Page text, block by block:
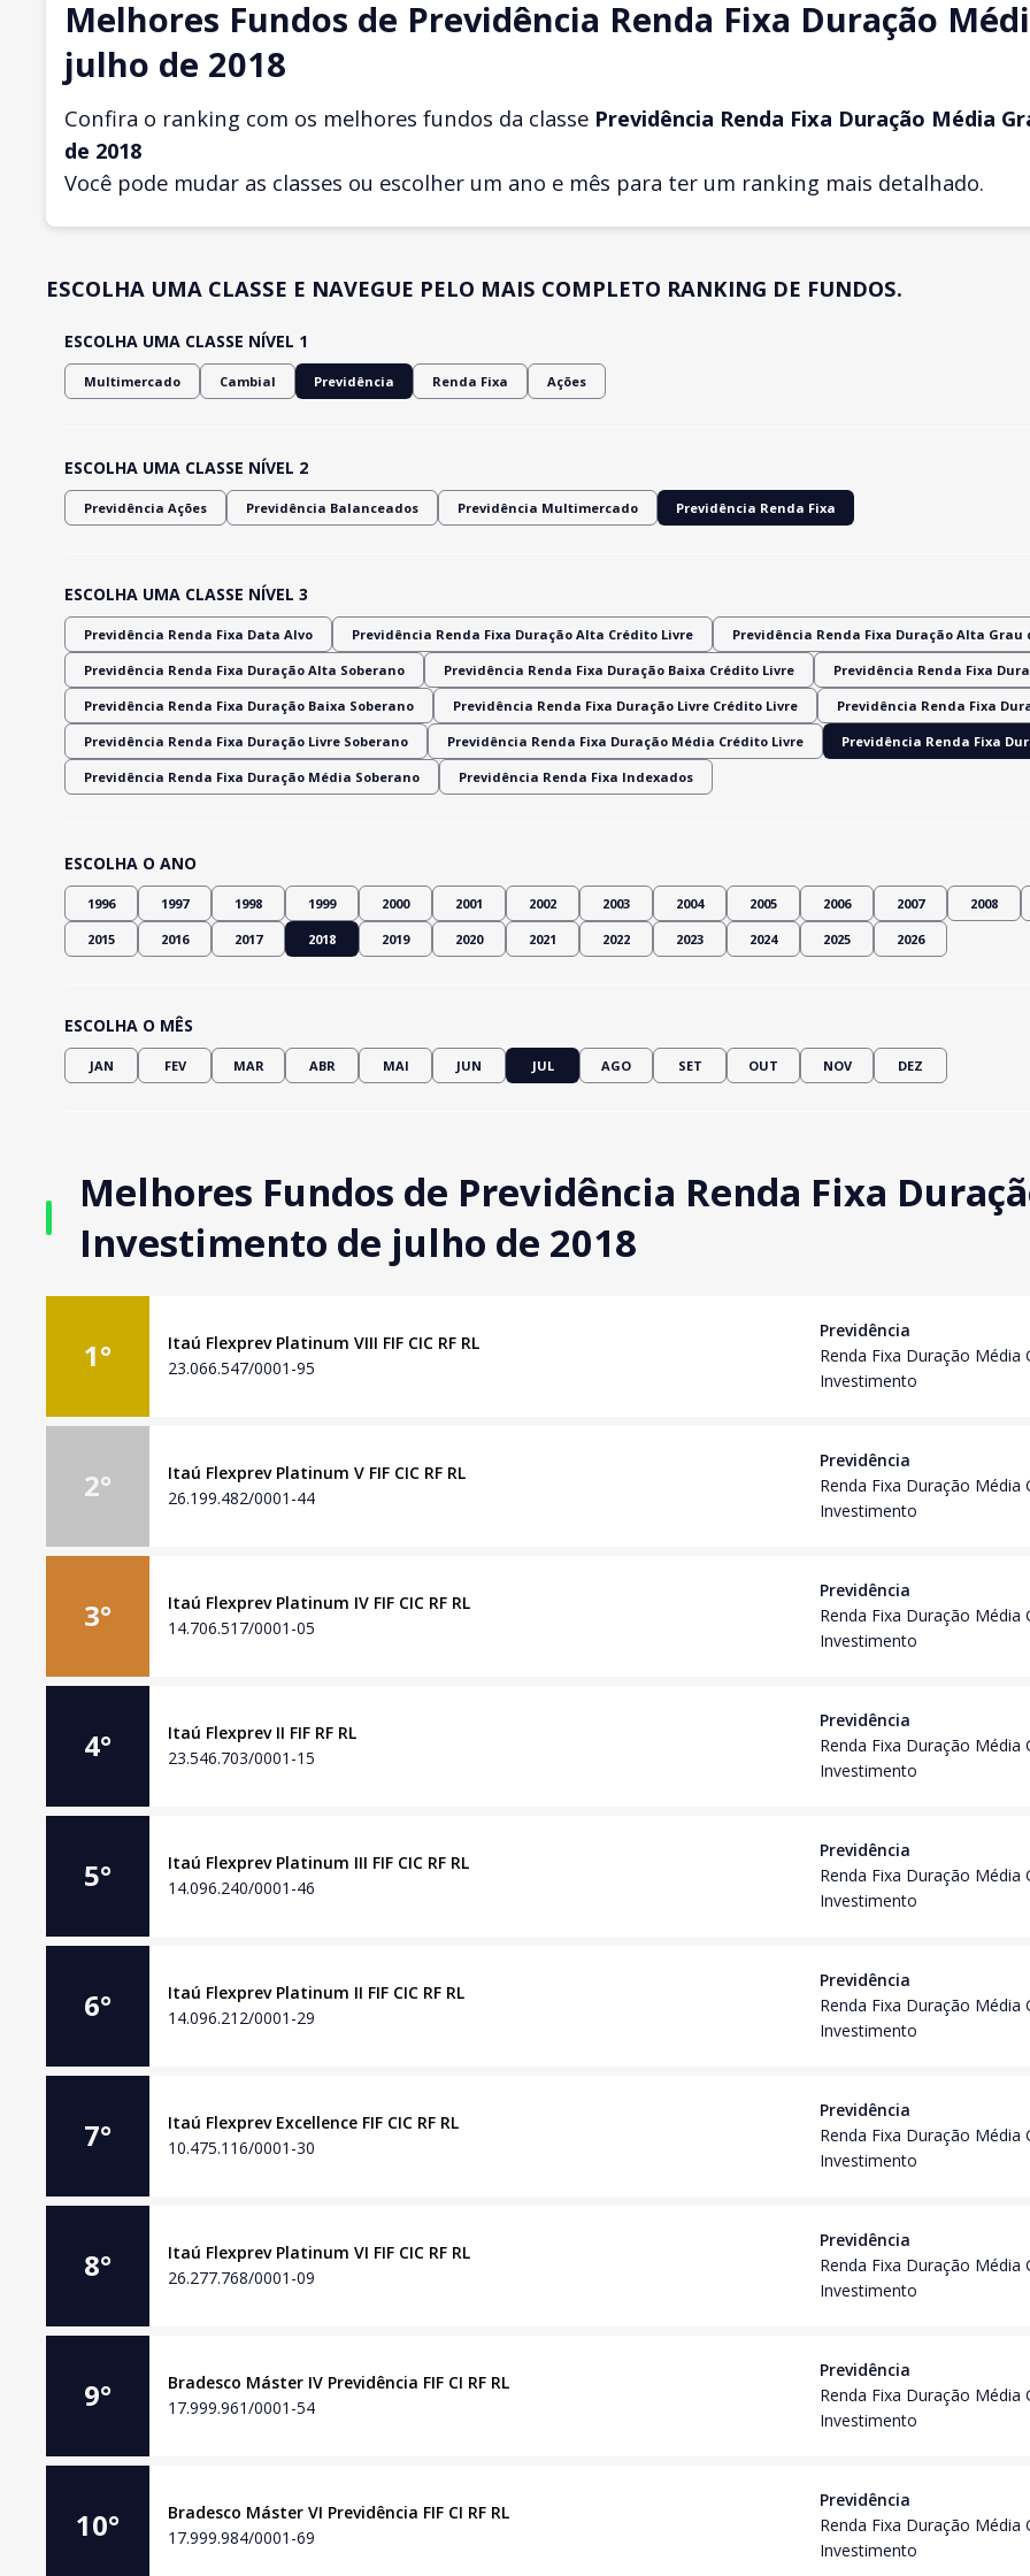
Melhores Fundos de Previdência Renda Fixa Duração
julho de 2018
Confira o ranking com os melhores fundos da classe Previdência Renda Fixa Duração Média
de 2018
Você pode mudar as classes ou escolher um ano e mês para ter um ranking mais detalhado.
ESCOLHA UMA CLASSE E NAVEGUE PELO MAIS COMPLETO RANKING DE FUNDOS.
ESCOLHA UMA CLASSE NÍVEL 1
Multimercado Cambial Previdência Renda Fixa Ações
ESCOLHA UMA CLASSE NÍVEL 2
Previdência Ações Previdência Balanceados Previdência Multimercado Previdência Renda Fixa
ESCOLHA UMA CLASSE NÍVEL 3
Previdência Renda Fixa Data Alvo Previdência Renda Fixa Duração Alta Crédito Livre Previdência Renda Fixa Duração Alta
Previdência Renda Fixa Duração Alta Soberano Previdência Renda Fixa Duração Baixa Crédito Livre Previdência Renda Fixa
Previdência Renda Fixa Duração Baixa Soberano Previdência Renda Fixa Duração Livre Crédito Livre Previdência Renda Fixa
Previdência Renda Fixa Duração Livre Soberano Previdência Renda Fixa Duração Média Crédito Livre Previdência Renda Fixa
Previdência Renda Fixa Duração Média Soberano Previdência Renda Fixa Indexados
ESCOLHA O ANO
1996 1997 1998 1999 2000 2001 2002 2003 2004 2005 2006 2007 2008
2015 2016 2017 2018 2019 2020 2021 2022 2023 2024 2025 2026
ESCOLHA O MÊS
JAN FEV MAR ABR MAI JUN JUL AGO SET OUT NOV DEZ
Melhores Fundos de Previdência Renda Fixa
Investimento de julho de 2018
1°
Itaú Flexprev Platinum VIII FIF CIC RF RL
23.066.547/0001-95
Previdência
Renda Fixa Duração Média
Investimento
2°
Itaú Flexprev Platinum V FIF CIC RF RL
26.199.482/0001-44
Previdência
Renda Fixa Duração Média
Investimento
3°
Itaú Flexprev Platinum IV FIF CIC RF RL
14.706.517/0001-05
Previdência
Renda Fixa Duração Média
Investimento
4°
Itaú Flexprev II FIF RF RL
23.546.703/0001-15
Previdência
Renda Fixa Duração Média
Investimento
5°
Itaú Flexprev Platinum III FIF CIC RF RL
14.096.240/0001-46
Previdência
Renda Fixa Duração Média
Investimento
6°
Itaú Flexprev Platinum II FIF CIC RF RL
14.096.212/0001-29
Previdência
Renda Fixa Duração Média
Investimento
7°
Itaú Flexprev Excellence FIF CIC RF RL
10.475.116/0001-30
Previdência
Renda Fixa Duração Média
Investimento
8°
Itaú Flexprev Platinum VI FIF CIC RF RL
26.277.768/0001-09
Previdência
Renda Fixa Duração Média
Investimento
9°
Bradesco Máster IV Previdência FIF CI RF RL
17.999.961/0001-54
Previdência
Renda Fixa Duração Média
Investimento
10°
Bradesco Máster VI Previdência FIF CI RF RL
17.999.984/0001-69
Previdência
Renda Fixa Duração Média
Investimento